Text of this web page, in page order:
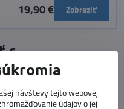
19,90 € Zobraziť
s
návštevy tejto webovej
údajov o jej